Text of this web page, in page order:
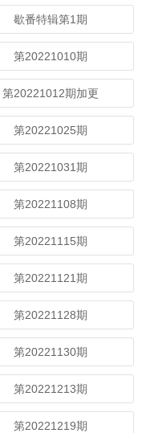
歇番特辑第1期
第20221010期
第20221012期加更
第20221025期
第20221031期
第20221108期
第20221115期
第20221121期
第20221128期
第20221130期
第20221213期
第20221219期